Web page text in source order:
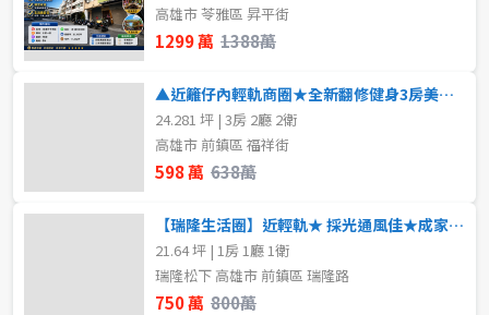
高雄市 苓雅區 昇平街
1299 萬 1388萬
▲近籬仔內輕軌商圈★全新翻修健身3房美寓◆
24.281 坪 | 3房 2廳 2衛
高雄市 前鎮區 福祥街
598 萬 638萬
【瑞隆生活圈】近輕軌★ 採光通風佳★成家首選
21.64 坪 | 1房 1廳 1衛
瑞隆松下 高雄市 前鎮區 瑞隆路
750 萬 800萬